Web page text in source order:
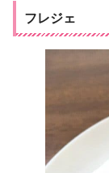
フレジェ